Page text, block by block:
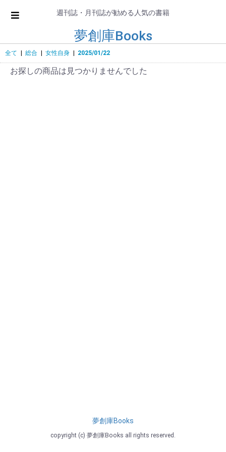
週刊誌・月刊誌が勧める人気の書籍
夢創庫Books
全て 総合 女性自身 2025/01/22
お探しの商品は見つかりませんでした
夢創庫Books
copyright (c) 夢創庫Books all rights reserved.